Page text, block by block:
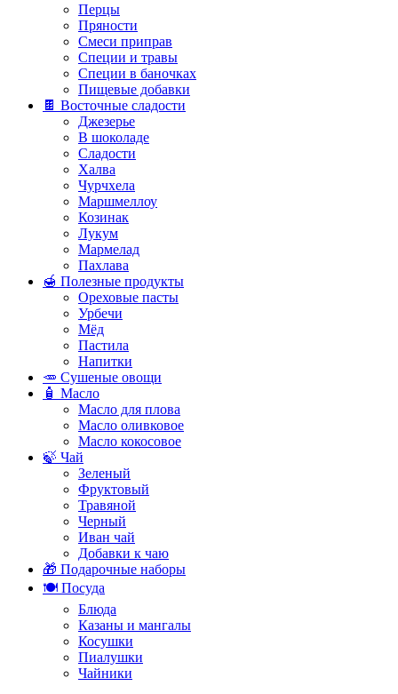
Перцы
Пряности
Смеси приправ
Специи и травы
Специи в баночках
Пищевые добавки
🍫 Восточные сладости
Джезерье
В шоколаде
Сладости
Халва
Чурчхела
Маршмеллоу
Козинак
Лукум
Мармелад
Пахлава
🍯 Полезные продукты
Ореховые пасты
Урбечи
Мёд
Пастила
Напитки
🥕 Сушеные овощи
🧴 Масло
Масло для плова
Масло оливковое
Масло кокосовое
🍃 Чай
Зеленый
Фруктовый
Травяной
Черный
Иван чай
Добавки к чаю
🎁 Подарочные наборы
🍽️ Посуда
Блюда
Казаны и мангалы
Косушки
Пиалушки
Чайники